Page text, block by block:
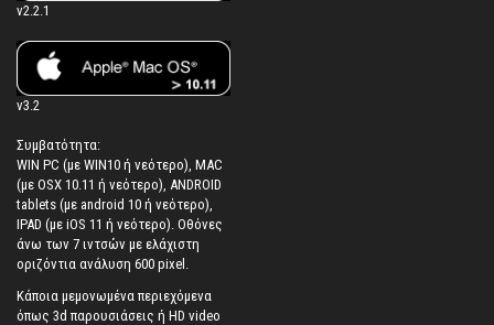
v2.2.1
v3.2
Συμβατότητα:
WIN PC (με WIN10 ή νεότερο), MAC
(με OSX 10.11 ή νεότερο), ANDROID
tablets (με android 10 ή νεότερο),
IPAD (με iOS 11 ή νεότερο). Oθόνες
άνω των 7 ιντσών με ελάχιστη
οριζόντια ανάλυση 600 pixel.
Κάποια μεμονωμένα περιεχόμενα
όπως 3d παρουσιάσεις ή HD video